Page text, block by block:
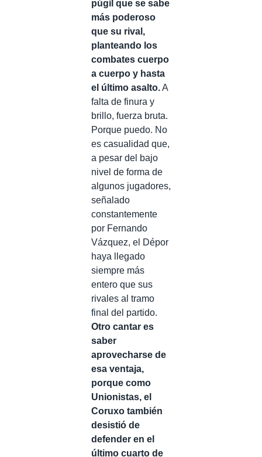
púgil que se sabe
más poderoso
que su rival,
planteando los
combates cuerpo
a cuerpo y hasta
el último asalto.A
falta de finura y
brillo, fuerza bruta.
Porque puedo. No
es casualidad que,
a pesar del bajo
nivel de forma de
algunos jugadores,
señalado
constantemente
por Fernando
Vázquez, el Dépor
haya llegado
siempre más
entero que sus
rivales al tramo
final del partido.
Otro cantar es
saber
aprovecharse de
esa ventaja,
porque como
Unionistas, el
Coruxo también
desistió de
defender en el
último cuarto de